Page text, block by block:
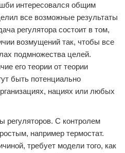
интересовался общим
все возможные результаты
регулятора состоит в том,
возмущений так, чтобы все
подмножества целей.
его теории от теории
быть потенциально
нациях или любых
регуляторов. С контролем
например термостат.
требует модели того, как